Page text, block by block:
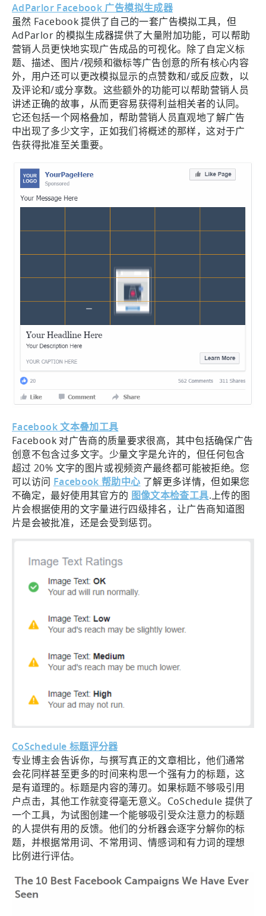
AdParlor Facebook 广告模拟生成器
虽然 Facebook 提供了自己的一套广告模拟工具，但
AdParlor 的模拟生成器提供了大量附加功能，可以帮助
营销人员更快地实现广告成品的可视化。除了自定义标
题、描述、图片/视频和徽标等广告创意的所有核心内容
外，用户还可以更改模拟显示的点赞数和/或反应数，以
及评论和/或分享数。这些额外的功能可以帮助营销人员
讲述正确的故事，从而更容易获得利益相关者的认同。
它还包括一个网格叠加，帮助营销人员直观地了解广告
中出现了多少文字，正如我们将概述的那样，这对于广
告获得批准至关重要。
Facebook 文本叠加工具
Facebook 对广告商的质量要求很高，其中包括确保广告
创意不包含过多文字。少量文字是允许的，但任何包含
超过 20% 文字的图片或视频资产最终都可能被拒绝。您
可以访问 Facebook 帮助中心 了解更多详情，但如果您
不确定，最好使用其官方的 图像文本检查工具.上传的图
片会根据使用的文字量进行四级排名，让广告商知道图
片是会被批准，还是会受到惩罚。
CoSchedule 标题评分器
专业博主会告诉你，与撰写真正的文章相比，他们通常
会花同样甚至更多的时间来构思一个强有力的标题，这
是有道理的。标题是内容的薄刃。如果标题不够吸引用
户点击，其他工作就变得毫无意义。CoSchedule 提供了
一个工具，为试图创建一个能够吸引受众注意力的标题
的人提供有用的反馈。他们的分析器会逐字分解你的标
题，并根据常用词、不常用词、情感词和有力词的理想
比例进行评估。